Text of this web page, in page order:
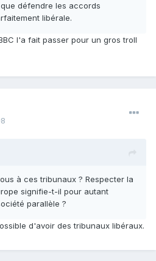
défendre les accords
libérale.
l'a fait passer pour un gros troll
à ces tribunaux ? Respecter la
signifie-t-il pour autant
parallèle ?
d'avoir des tribunaux libéraux.